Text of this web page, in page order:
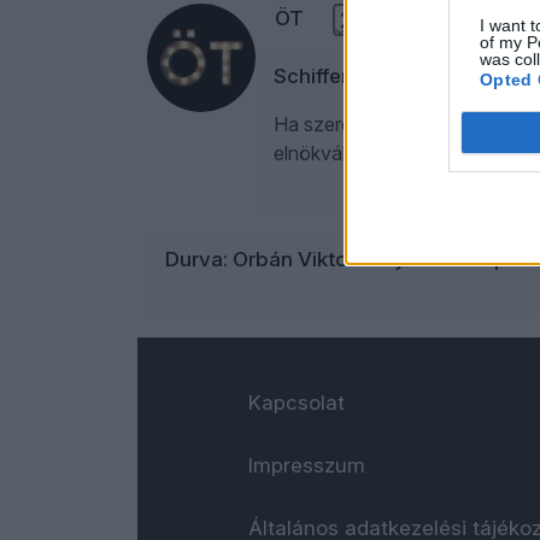
I want
of my
was
Opted
ÖT 2
Schiffer: Orbán 2026-ra
Ha szerda, akkor „Közelkép
elnökválasztás, az EU
Durva: Orbán Viktor mélyállamot épít
Kapcsolat
Impresszum
Általános adatkezelési